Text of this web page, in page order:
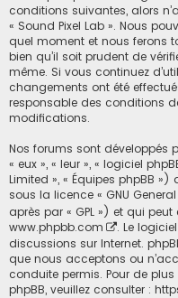
conditions suivantes, alors
« Sound Pixel Lab ». Nous
quel moment et nous ferons
bien qu’il soit prudent de
même. Si vous continuez
changements ont été
responsable des conditions
modifications.
Nos forums sont développés
« eux », « leur », « logiciel
Limited », « Équipes phpBB
sous la licence « GNU
après par « GPL ») et qui
www.phpbb.com
. Le
discussions sur Internet.
que nous acceptons ou
conduite permis. Pour de
phpBB, veuillez consulter :